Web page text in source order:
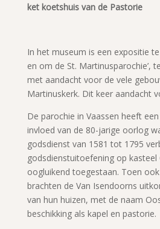
ket koetshuis van de Pastorie
In het museum is een expositie
en om de St. Martinusparochie’,
met aandacht voor de vele
Martinuskerk. Dit keer aandacht
De parochie in Vaassen heeft
invloed van de 80-jarige oorlog
godsdienst van 1581 tot 1795
godsdienstuitoefening op kasteel
oogluikend toegestaan. Toen
brachten de Van Isendoorns
van hun huizen, met de naam
beschikking als kapel en pastorie.